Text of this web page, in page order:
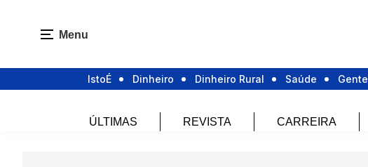
Menu
IstoÉ Dinheiro Dinheiro Rural Saúde Gente
ÚLTIMAS REVISTA CARREIRA